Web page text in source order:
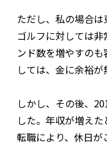
ただし、私の場合は
ゴルフに対しては
ンド数を増やすの
しては、金に余裕が
しかし、その後、
した。年収が増え
転職により、休日